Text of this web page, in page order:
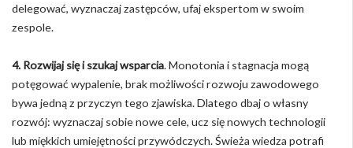
delegować, wyznaczaj zastępców, ufaj ekspertom w swoim
zespole.
4. Rozwijaj się i szukaj wsparcia. Monotonia i stagnacja mogą
potęgować wypalenie, brak możliwości rozwoju zawodowego
bywa jedną z przyczyn tego zjawiska. Dlatego dbaj o własny
rozwój: wyznaczaj sobie nowe cele, ucz się nowych technologii
lub miękkich umiejętności przywódczych. Świeża wiedza potrafi